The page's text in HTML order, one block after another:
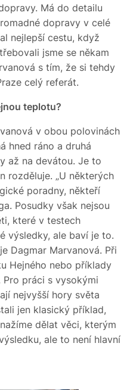
Má do detailu
dopravy v celé
nejlepší cestu, když
jsme se někam
s tím, že si tehdy
celý referát.
teplotu?
v obou polovinách
hned ráno a druhá
až na devátou. Je to
rozděluje. „U některých
poradny, někteří
Posudky však nejsou
které v testech
výsledky, ale baví je to.
Dagmar Marvanová. Při
Hejného nebo příklady
Pro práci s vysokými
nejvyšší hory světa
jen klasický příklad,
dělat věci, kterým
ale to není hlavní